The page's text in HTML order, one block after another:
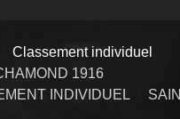
Classement individuel
1916
INDIVIDUEL